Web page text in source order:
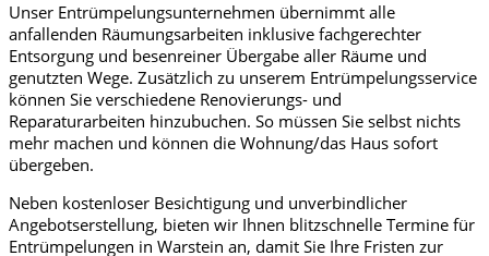
Unser Entrümpelungsunternehmen übernimmt alle
anfallenden Räumungsarbeiten inklusive fachgerechter
Entsorgung und besenreiner Übergabe aller Räume und
genutzten Wege. Zusätzlich zu unserem Entrümpelungsservice
können Sie verschiedene Renovierungs- und
Reparaturarbeiten hinzubuchen. So müssen Sie selbst nichts
mehr machen und können die Wohnung/das Haus sofort
übergeben.
Neben kostenloser Besichtigung und unverbindlicher
Angebotserstellung, bieten wir Ihnen blitzschnelle Termine für
Entrümpelungen in Warstein an, damit Sie Ihre Fristen zur